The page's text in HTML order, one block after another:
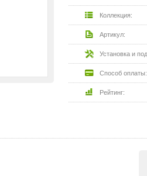
Коллекция:
Артикул:
Установка и
Способ оплаты:
Рейтинг: